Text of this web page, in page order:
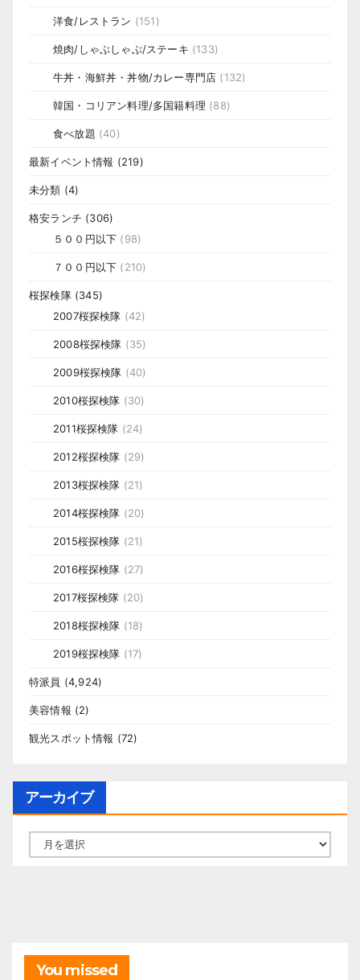
洋食/レストラン (151)
焼肉/しゃぶしゃぶ/ステーキ (133)
牛丼・海鮮丼・丼物/カレー専門店 (132)
韓国・コリアン料理/多国籍料理 (88)
食べ放題 (40)
最新イベント情報 (219)
未分類 (4)
格安ランチ (306)
５００円以下 (98)
７００円以下 (210)
桜探検隊(345)
2007桜探検隊 (42)
2008桜探検隊 (35)
2009桜探検隊 (40)
2010桜探検隊 (30)
2011桜探検隊 (24)
2012桜探検隊 (29)
2013桜探検隊 (21)
2014桜探検隊 (20)
2015桜探検隊 (21)
2016桜探検隊 (27)
2017桜探検隊 (20)
2018桜探検隊 (18)
2019桜探検隊 (17)
特派員 (4,924)
美容情報 (2)
観光スポット情報 (72)
アーカイブ
You missed